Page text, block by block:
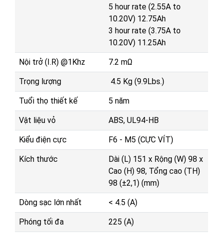
5 hour rate (2.55A to
10.20V) 12.75Ah
3 hour rate (3.75A to
10.20V) 11.25Ah
Nội trở (I.R) @1Khz 7.2 mΩ
Trọng lượng 4.5 Kg (9.9Lbs.)
Tuổi thọ thiết kế 5 năm
Vật liệu vỏ ABS, UL94-HB
Kiểu điện cực F6 - M5 (CỰC VÍT)
Kích thước
Dài (L) 151 x Rộng (W) 98 x
Cao (H) 98, Tổng cao (TH)
98 (±2,1) (mm)
Dòng sạc lớn nhất < 4.5 (A)
Phóng tối đa 225 (A)